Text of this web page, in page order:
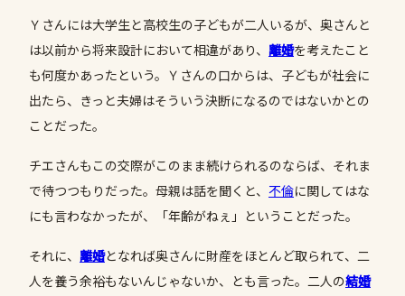
Ｙさんには大学生と高校生の子どもが二人いるが、奥さんと
は以前から将来設計において相違があり、 離婚を考えたこと
も何度かあったという。Ｙさんの口からは、子どもが社会に
出たら、きっと夫婦はそういう決断になるのではないかとの
ことだった。
チエさんもこの交際がこのまま続けられるのならば、それま
で待つつもりだった。母親は話を聞くと、 不倫に関してはな
にも言わなかったが、「年齢がねぇ」ということだった。
それに、 離婚となれば奥さんに財産をほとんど取られて、二
人を養う余裕もないんじゃないか、とも言った。二人の結婚